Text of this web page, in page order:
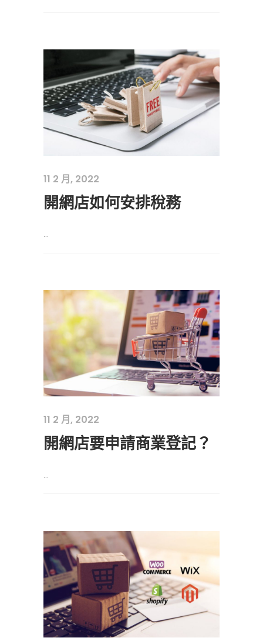
11 2 月, 2022
開網店如何安排稅務
...
11 2 月, 2022
開網店要申請商業登記？
...